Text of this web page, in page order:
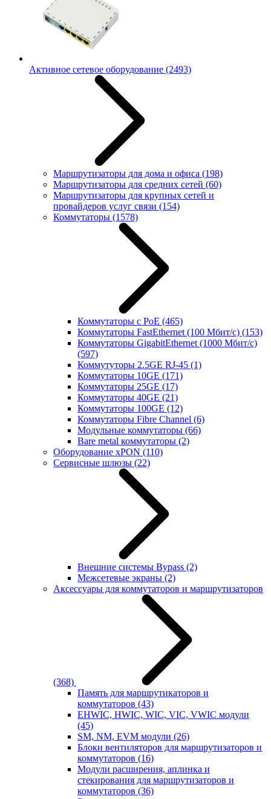
Активное сетевое оборудование (2493)
Маршрутизаторы для дома и офиса (198)
Маршрутизаторы для средних сетей (60)
Маршрутизаторы для крупных сетей и
провайдеров услуг связи (154)
Коммутаторы (1578)
Коммутаторы с PoE (465)
Коммутаторы FastEthernet (100 Мбит/с) (153)
Коммутаторы GigabitEthernet (1000 Мбит/с)
(597)
Коммутуторы 2.5GE RJ-45 (1)
Коммутаторы 10GE (171)
Коммутаторы 25GE (17)
Коммутаторы 40GE (21)
Коммутаторы 100GE (12)
Коммутаторы Fibre Channel (6)
Модульные коммутаторы (66)
Bare metal коммутаторы (2)
Оборудование xPON (110)
Сервисные шлюзы (22)
Внешние системы Bypass (2)
Межсетевые экраны (2)
Аксессуары для коммутаторов и маршрутизаторов
(368)
Память для маршрутикаторов и
коммутаторов (43)
EHWIC, HWIC, WIC, VIC, VWIC модули
(45)
SM, NM, EVM модули (26)
Блоки вентиляторов для маршрутизаторов и
коммутаторов (16)
Модули расширения, аплинка и
стекирования для маршрутизаторов и
коммутаторов (36)